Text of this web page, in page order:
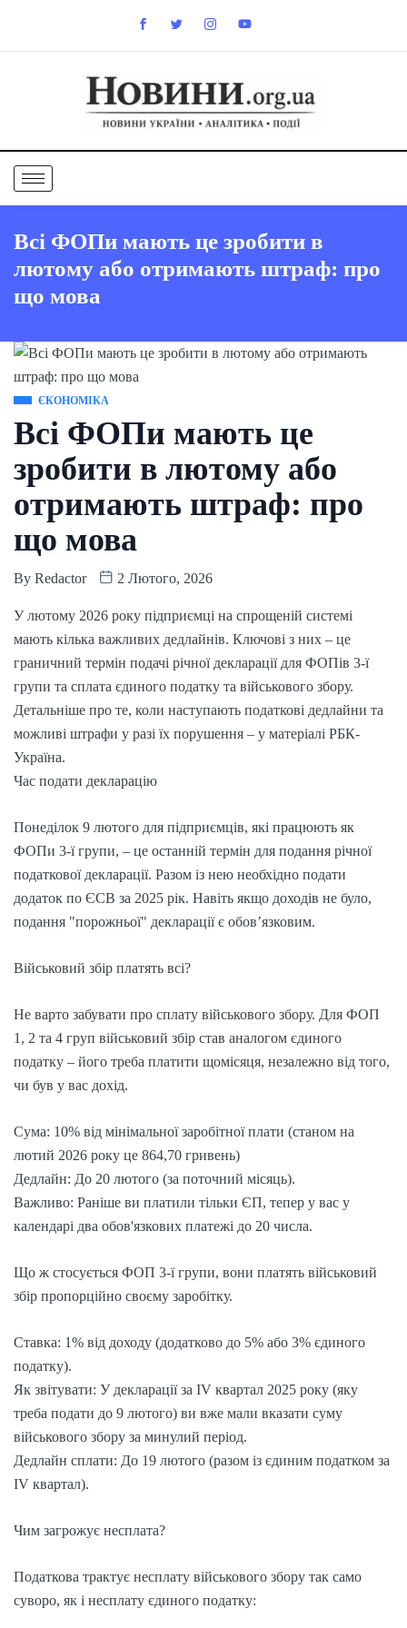
Всі ФОПи мають це зробити в
лютому або отримають штраф: про
що мова
ЄКОНОМІКА
Всі ФОПи мають це
зробити в лютому або
отримають штраф: про
що мова
By Redactor 2 Лютого, 2026
У лютому 2026 року підприємці на спрощеній системі
мають кілька важливих дедлайнів. Ключові з них – це
граничний термін подачі річної декларації для ФОПів 3-ї
групи та сплата єдиного податку та військового збору.
Детальніше про те, коли наступають податкові дедлайни та
можливі штрафи у разі їх порушення – у матеріалі РБК-
Україна.
Час подати декларацію
Понеділок 9 лютого для підприємців, які працюють як
ФОПи 3-ї групи, – це останній термін для подання річної
податкової декларації. Разом із нею необхідно подати
додаток по ЄСВ за 2025 рік. Навіть якщо доходів не було,
подання "порожньої" декларації є обов’язковим.
Військовий збір платять всі?
Не варто забувати про сплату військового збору. Для ФОП
1, 2 та 4 груп військовий збір став аналогом єдиного
податку – його треба платити щомісяця, незалежно від того,
чи був у вас дохід.
Сума: 10% від мінімальної заробітної плати (станом на
лютий 2026 року це 864,70 гривень)
Дедлайн: До 20 лютого (за поточний місяць).
Важливо: Раніше ви платили тільки ЄП, тепер у вас у
календарі два обов'язкових платежі до 20 числа.
Що ж стосується ФОП 3-ї групи, вони платять військовий
збір пропорційно своєму заробітку.
Ставка: 1% від доходу (додатково до 5% або 3% єдиного
податку).
Як звітувати: У декларації за IV квартал 2025 року (яку
треба подати до 9 лютого) ви вже мали вказати суму
військового збору за минулий період.
Дедлайн сплати: До 19 лютого (разом із єдиним податком за
IV квартал).
Чим загрожує несплата?
Податкова трактує несплату військового збору так само
суворо, як і несплату єдиного податку: